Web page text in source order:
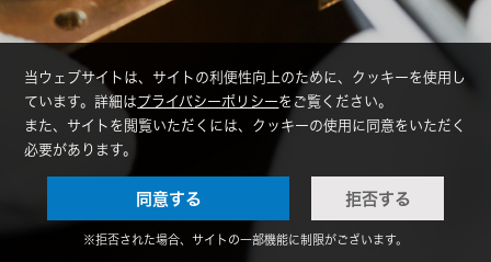
当ウェブサイトは、サイトの利便性向上のために、クッキーを使用し
ています。詳細はプライバシーポリシーをご覧ください。
また、サイトを閲覧いただくには、クッキーの使用に同意をいただく
必要があります。
同意する 拒否する
※拒否された場合、サイトの一部機能に制限がございます。